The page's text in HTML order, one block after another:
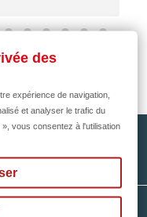


des
expérience de navigation,
et analyser le trafic du
vous consentez à l'utilisation